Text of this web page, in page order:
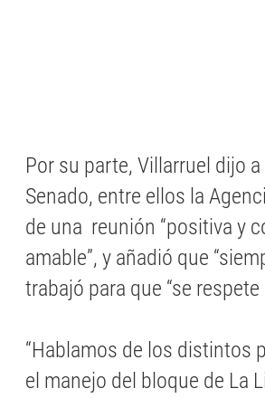
Por su parte, Villarruel dijo
Senado, entre ellos la
de una reunión “positiva y
amable”, y añadió que
trabajó para que “se
“Hablamos de los distintos
el manejo del bloque de La